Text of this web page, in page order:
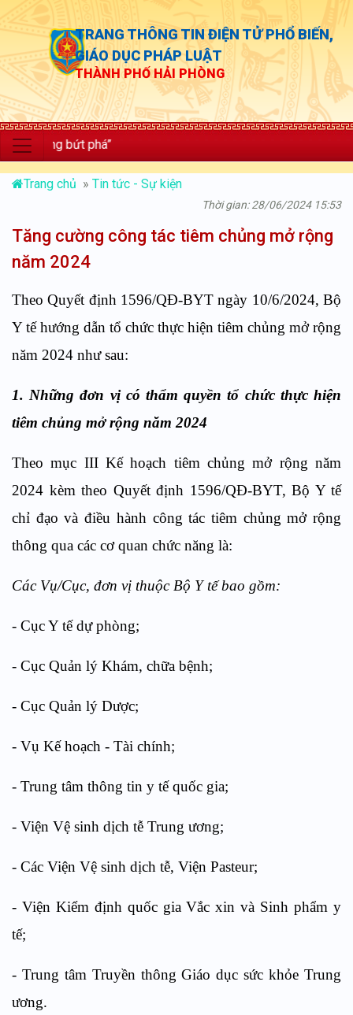
TRANG THÔNG TIN ĐIỆN TỬ PHỔ BIẾN,
GIÁO DỤC PHÁP LUẬT
THÀNH PHỐ HẢI PHÒNG
bứt phá”
Trang chủ » Tin tức - Sự kiện
Thời gian: 28/06/2024 15:53
Tăng cường công tác tiêm chủng mở rộng
năm 2024
Theo Quyết định 1596/QĐ-BYT ngày 10/6/2024, Bộ
Y tế hướng dẫn tổ chức thực hiện tiêm chủng mở rộng
năm 2024 như sau:
1. Những đơn vị có thẩm quyền tổ chức thực hiện
tiêm chủng mở rộng năm 2024
Theo mục III Kế hoạch tiêm chủng mở rộng năm
2024 kèm theo Quyết định 1596/QĐ-BYT, Bộ Y tế
chỉ đạo và điều hành công tác tiêm chủng mở rộng
thông qua các cơ quan chức năng là:
Các Vụ/Cục, đơn vị thuộc Bộ Y tế bao gồm:
- Cục Y tế dự phòng;
- Cục Quản lý Khám, chữa bệnh;
- Cục Quản lý Dược;
- Vụ Kế hoạch - Tài chính;
- Trung tâm thông tin y tế quốc gia;
- Viện Vệ sinh dịch tễ Trung ương;
- Các Viện Vệ sinh dịch tễ, Viện Pasteur;
- Viện Kiểm định quốc gia Vắc xin và Sinh phẩm y
tế;
- Trung tâm Truyền thông Giáo dục sức khỏe Trung
ương.